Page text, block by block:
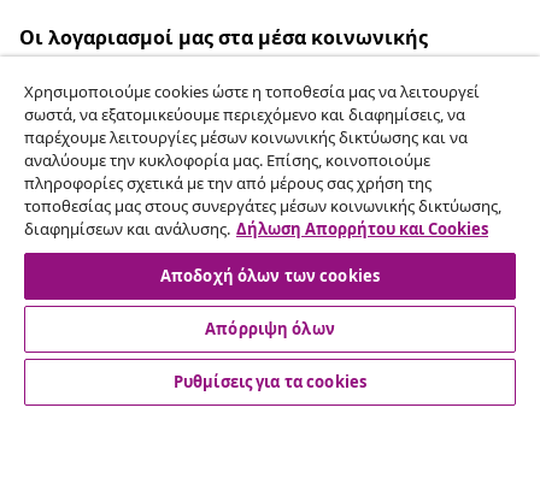
Οι λογαριασμοί μας στα μέσα κοινωνικής
Υπαναχώρηση από τη σύμβαση
Υποβάλετε αίτημα υπαναχώρησης για την
παραγγελία σας.
Υπαναχώρηση από τη σύμβαση
Εξυπηρέτηση πελατών
Χρησιμοποιούμε cookies ώστε η τοποθεσία μας να λειτουργεί
σωστά, να εξατομικεύουμε περιεχόμενο και διαφημίσεις, να
παρέχουμε λειτουργίες μέσων κοινωνικής δικτύωσης και να
αναλύουμε την κυκλοφορία μας. Επίσης, κοινοποιούμε
πληροφορίες σχετικά με την από μέρους σας χρήση της
τοποθεσίας μας στους συνεργάτες μέσων κοινωνικής δικτύωσης,
διαφημίσεων και ανάλυσης. Δήλωση Απορρήτου και Cookies
Αποδοχή όλων των cookies
Απόρριψη όλων
Ρυθμίσεις για τα cookies